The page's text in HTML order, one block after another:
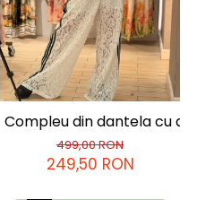
la spate
Compleu din dantela cu
499,00 RON
249,50 RON